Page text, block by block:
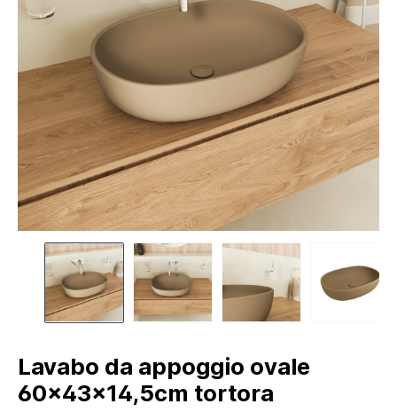
Lavabo da appoggio ovale
60x43x14,5cm tortora